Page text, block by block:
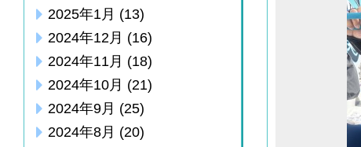
2025年1月 (13)
2024年12月 (16)
2024年11月 (18)
2024年10月 (21)
2024年9月 (25)
2024年8月 (20)